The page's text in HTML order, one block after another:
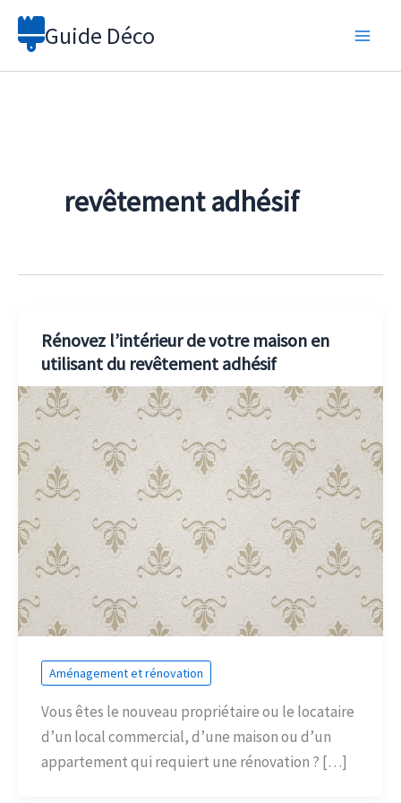
Aller
Guide Déco
revêtement adhésif
Rénovez l’intérieur de votre maison en
utilisant du revêtement adhésif
Aménagement et rénovation
Vous êtes le nouveau propriétaire ou le locataire
d’un local commercial, d’une maison ou d’un
appartement qui requiert une rénovation ? […]